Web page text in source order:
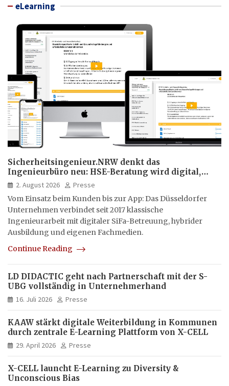
eLearning
Sicherheitsingenieur.NRW denkt das
Ingenieurbüro neu: HSE-Beratung wird digital,
hybrid und multimedial
2. August 2026
Presse
Vom Einsatz beim Kunden bis zur App: Das Düsseldorfer
Unternehmen verbindet seit 2017 klassische
Ingenieurarbeit mit digitaler SiFa-Betreuung, hybrider
Ausbildung und eigenen Fachmedien.
Continue Reading
LD DIDACTIC geht nach Partnerschaft mit der S-
UBG vollständig in Unternehmerhand
16. Juli 2026 Presse
KAAW stärkt digitale Weiterbildung in Kommunen
durch zentrale E-Learning Plattform von X-CELL
29. April 2026 Presse
X-CELL launcht E-Learning zu Diversity &
Unconscious Bias